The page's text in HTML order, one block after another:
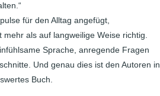
für den Alltag angefügt,
als auf langweilige Weise richtig.
Sprache, anregende Fragen
Und genau dies ist den Autoren in
Buch.